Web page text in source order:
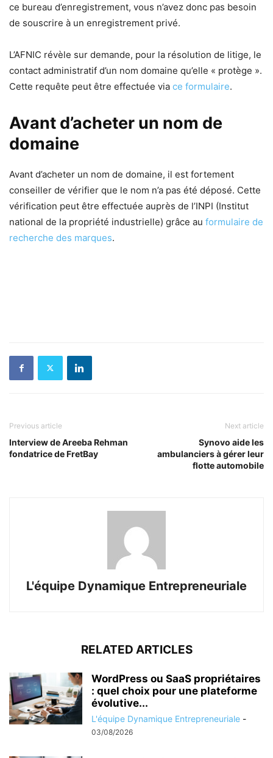
ce bureau d’enregistrement, vous n’avez donc pas besoin
de souscrire à un enregistrement privé.
L’AFNIC révèle sur demande, pour la résolution de litige, le
contact administratif d’un nom domaine qu’elle « protège ».
Cette requête peut être effectuée via ce formulaire.
Avant d’acheter un nom de
domaine
Avant d’acheter un nom de domaine, il est fortement
conseiller de vérifier que le nom n’a pas été déposé. Cette
vérification peut être effectuée auprès de l’INPI (Institut
national de la propriété industrielle) grâce au formulaire de
recherche des marques.
Previous article
Interview de Areeba Rehman
fondatrice de FretBay
Next article
Synovo aide les
ambulanciers à gérer leur
flotte automobile
L'équipe Dynamique Entrepreneuriale
RELATED ARTICLES
WordPress ou SaaS propriétaires
: quel choix pour une plateforme
évolutive...
L'équipe Dynamique Entrepreneuriale -
03/08/2026